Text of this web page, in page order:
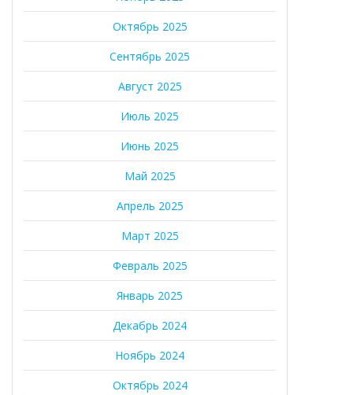
Октябрь 2025
Сентябрь 2025
Август 2025
Июль 2025
Июнь 2025
Май 2025
Апрель 2025
Март 2025
Февраль 2025
Январь 2025
Декабрь 2024
Ноябрь 2024
Октябрь 2024